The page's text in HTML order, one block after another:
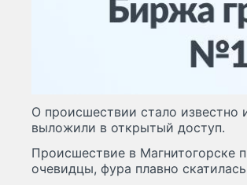
О происшествии стало известно
выложили в открытый доступ.
Происшествие в Магнитогорске
очевидцы, фура плавно